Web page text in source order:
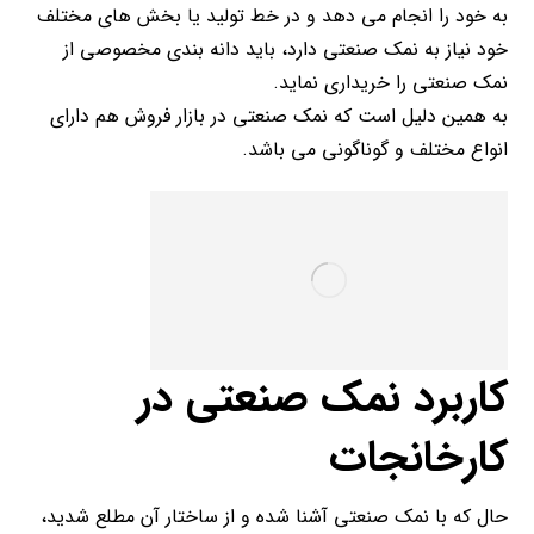
به خود را انجام می دهد و در خط تولید یا بخش های مختلف
خود نیاز به نمک صنعتی دارد، باید دانه بندی مخصوصی از
نمک صنعتی را خریداری نماید.
به همین دلیل است که نمک صنعتی در بازار فروش هم دارای
انواع مختلف و گوناگونی می باشد.
کاربرد نمک صنعتی در
کارخانجات
حال که با نمک صنعتی آشنا شده و از ساختار آن مطلع شدید،